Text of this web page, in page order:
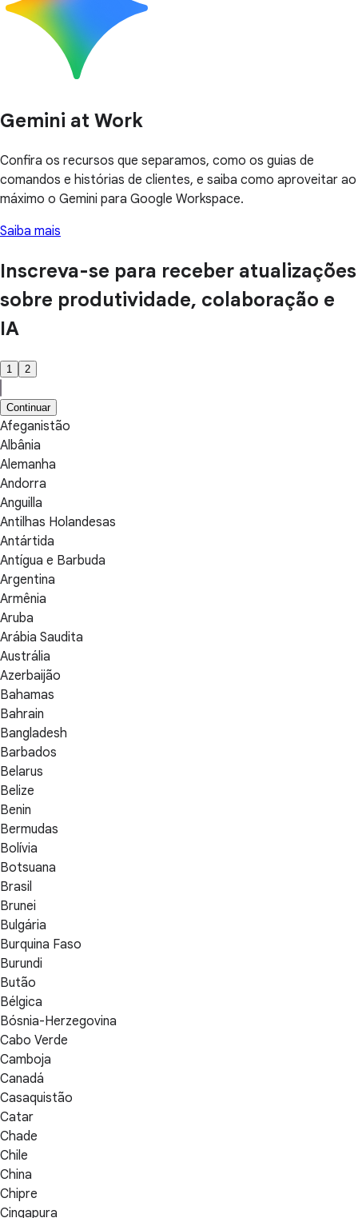
Gemini at Work
Confira os recursos que separamos, como os guias de
comandos e histórias de clientes, e saiba como aproveitar ao
máximo o Gemini para Google Workspace.
Saiba mais
Inscreva-se para receber atualizações
sobre produtividade, colaboração e
IA
1 2
Continuar
Afeganistão
Albânia
Alemanha
Andorra
Anguilla
Antilhas Holandesas
Antártida
Antígua e Barbuda
Argentina
Armênia
Aruba
Arábia Saudita
Austrália
Azerbaijão
Bahamas
Bahrain
Bangladesh
Barbados
Belarus
Belize
Benin
Bermudas
Bolívia
Botsuana
Brasil
Brunei
Bulgária
Burquina Faso
Burundi
Butão
Bélgica
Bósnia-Herzegovina
Cabo Verde
Camboja
Canadá
Casaquistão
Catar
Chade
Chile
China
Chipre
Cingapura